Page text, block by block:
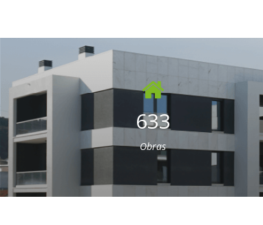
633
Obras